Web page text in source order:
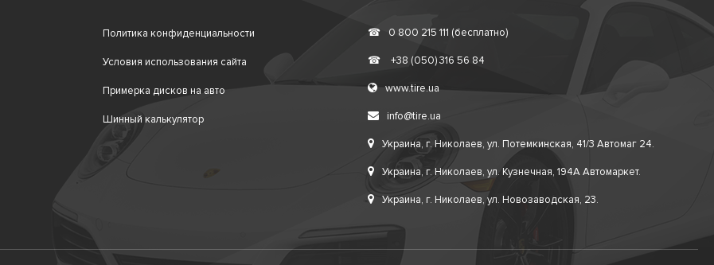
Политика конфиденциальности
Условия использования сайта
Примерка дисков на авто
Шинный калькулятор
☎ 0 800 215 111 (бесплатно)
☎ +38 (050) 316 56 84
www.tire.ua
info@tire.ua
Украина, г. Николаев, ул. Потемкинская, 41/3 Автомаг 24.
Украина, г. Николаев, ул. Кузнечная, 194А Автомаркет.
Украина, г. Николаев, ул. Новозаводская, 23.